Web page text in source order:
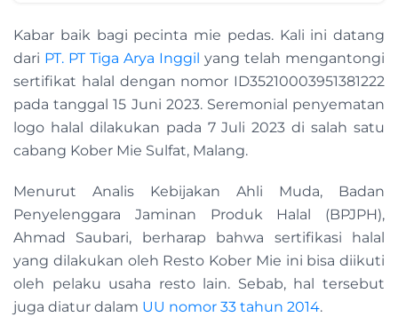
Kabar baik bagi pecinta mie pedas. Kali ini datang
dari PT. PT Tiga Arya Inggil yang telah mengantongi
sertifikat halal dengan nomor ID35210003951381222
pada tanggal 15 Juni 2023. Seremonial penyematan
logo halal dilakukan pada 7 Juli 2023 di salah satu
cabang Kober Mie Sulfat, Malang.
Menurut Analis Kebijakan Ahli Muda, Badan
Penyelenggara Jaminan Produk Halal (BPJPH),
Ahmad Saubari, berharap bahwa sertifikasi halal
yang dilakukan oleh Resto Kober Mie ini bisa diikuti
oleh pelaku usaha resto lain. Sebab, hal tersebut
juga diatur dalam UU nomor 33 tahun 2014.